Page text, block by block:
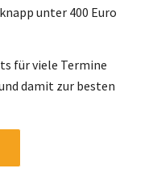
unter 400 Euro
für viele Termine
damit zur besten